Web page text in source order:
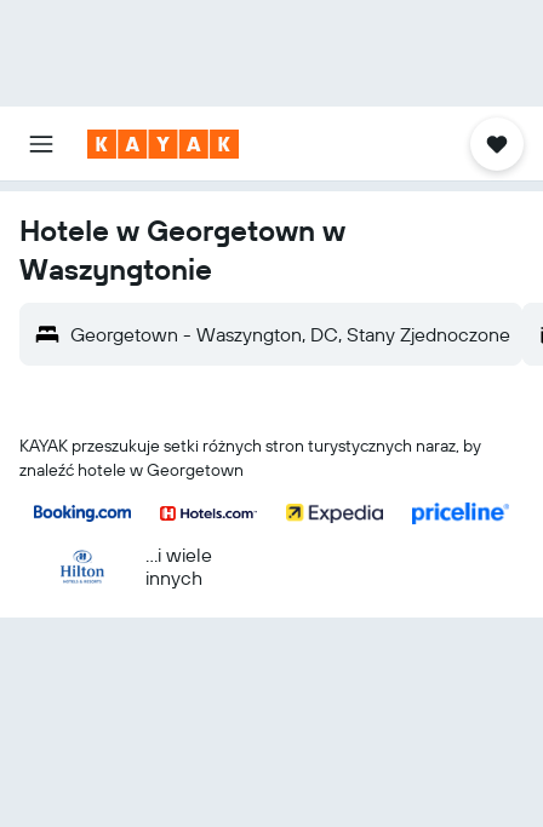
Hotele w Georgetown w
Waszyngtonie
Georgetown - Waszyngton, DC, Stany Zjednoczone
KAYAK przeszukuje setki różnych stron turystycznych naraz, by
znaleźć hotele w Georgetown
...i wiele
innych